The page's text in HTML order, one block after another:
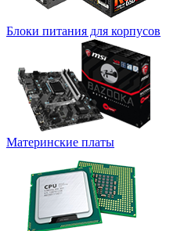
Блоки питания для корпусов
Материнские платы